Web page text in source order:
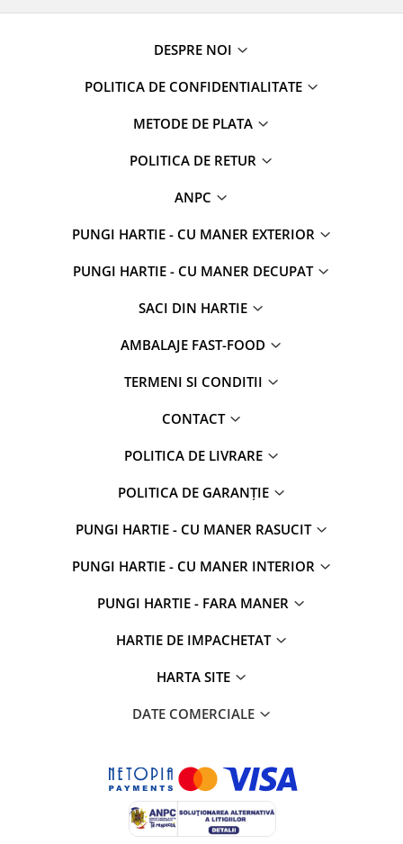
DESPRE NOI
POLITICA DE CONFIDENTIALITATE
METODE DE PLATA
POLITICA DE RETUR
ANPC
PUNGI HARTIE - CU MANER EXTERIOR
PUNGI HARTIE - CU MANER DECUPAT
SACI DIN HARTIE
AMBALAJE FAST-FOOD
TERMENI SI CONDITII
CONTACT
POLITICA DE LIVRARE
POLITICA DE GARANȚIE
PUNGI HARTIE - CU MANER RASUCIT
PUNGI HARTIE - CU MANER INTERIOR
PUNGI HARTIE - FARA MANER
HARTIE DE IMPACHETAT
HARTA SITE
DATE COMERCIALE